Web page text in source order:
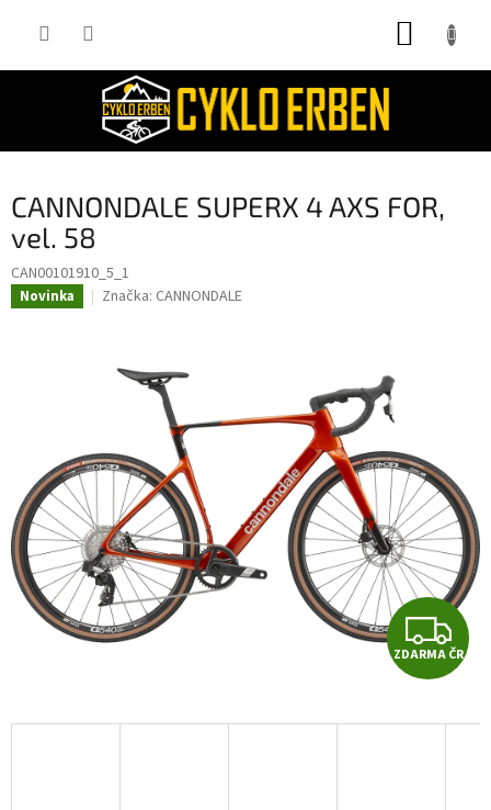
CANNONDALE SUPERX 4 AXS FOR,
vel. 58
CAN00101910_5_1
Novinka Značka: CANNONDALE
Z
D
A
ZDARMA ČR